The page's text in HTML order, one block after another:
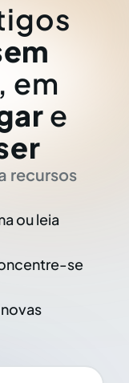
, em
e
recursos
ou leia
se